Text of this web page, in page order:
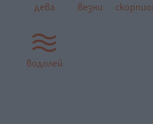
дева везни
водолей